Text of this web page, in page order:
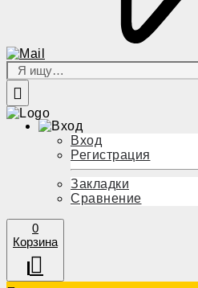
Вход
Регистрация
Закладки
Сравнение
0
Корзина